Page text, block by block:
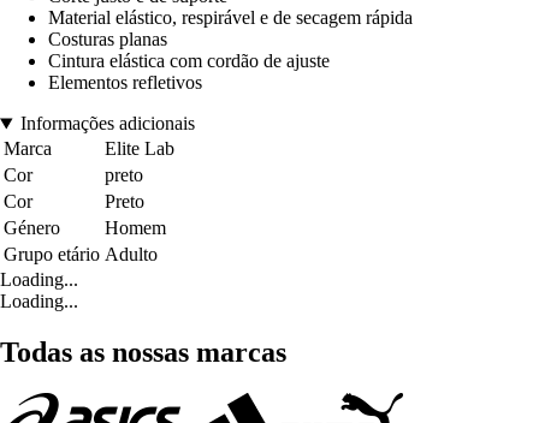
Material elástico, respirável e de secagem rápida
Costuras planas
Cintura elástica com cordão de ajuste
Elementos refletivos
Informações adicionais
Marca
Elite Lab
Cor
preto
Cor
Preto
Género
Homem
Grupo etário Adulto
Loading...
Loading...
Todas as nossas marcas